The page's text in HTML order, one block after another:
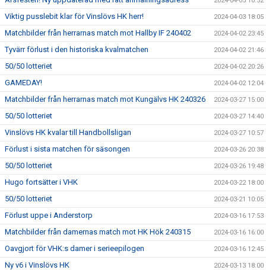
Viktig pusslebit klar för Vinslövs HK herr! 2024-04-03 18:05
Matchbilder från herrarnas match mot Hallby IF 240402 2024-04-02 23:45
Tyvärr förlust i den historiska kvalmatchen 2024-04-02 21:46
50/50 lotteriet 2024-04-02 20:26
GAMEDAY! 2024-04-02 12:04
Matchbilder från herrarnas match mot Kungälvs HK 240326 2024-03-27 15:00
50/50 lotteriet 2024-03-27 14:40
Vinslövs HK kvalar till Handbollsligan 2024-03-27 10:57
Förlust i sista matchen för säsongen 2024-03-26 20:38
50/50 lotteriet 2024-03-26 19:48
Hugo fortsätter i VHK 2024-03-22 18:00
50/50 lotteriet 2024-03-21 10:05
Förlust uppe i Anderstorp 2024-03-16 17:53
Matchbilder från damernas match mot HK Hök 240315 2024-03-16 16:00
Oavgjort för VHK:s damer i serieepilogen 2024-03-16 12:45
Ny v6 i Vinslövs HK 2024-03-13 18:00